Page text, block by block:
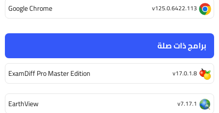
برامج ذات صلة
ExamDiff Pro Master Edition v17.0.1.8
EarthView v7.17.1
Google Chrome v125.0.6422.113